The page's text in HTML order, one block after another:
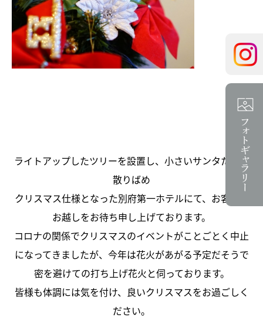
ライトアップしたツリーを設置し、小さいサンタたちを
散りばめ
クリスマス仕様となった別府第一ホテルにて、お客様の
お越しをお待ち申し上げております。
コロナの関係でクリスマスのイベントがことごとく中止
になってきましたが、今年は花火があがる予定だそうで
密を避けての打ち上げ花火と伺っております。
皆様も体調には気を付け、良いクリスマスをお過ごしく
ださい。